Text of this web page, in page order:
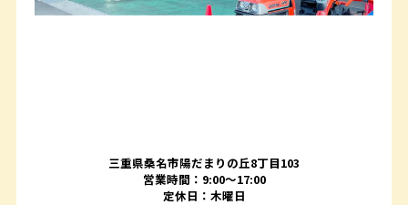
三重県桑名市陽だまりの丘8丁目103
営業時間：9:00〜17:00
定休日：木曜日